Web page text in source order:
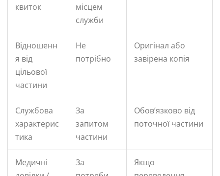
квиток
місцем
служби
Відношенн
я від
цільової
частини
Не
потрібно
Оригінал або
завірена копія
Службова
характерис
тика
За
запитом
частини
Обов’язково від
поточної частини
Медичні
За
Якщо